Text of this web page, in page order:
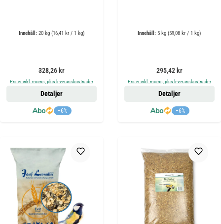
Innehåll: 20 kg (16,41 kr / 1 kg)
Ordinarie pris:
328,26 kr
Priser inkl. moms, plus leveranskostnader
−6%
Detaljer
Innehåll: 5 kg (59,08 kr / 1 kg)
Ordinarie pris:
295,42 kr
Priser inkl. moms, plus leveranskostnader
−6%
Detaljer